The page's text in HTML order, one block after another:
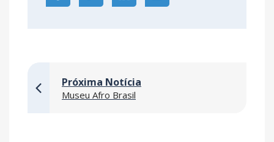
Próxima Notícia
Museu Afro Brasil